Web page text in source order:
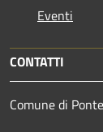
Eventi
CONTATTI
Comune di